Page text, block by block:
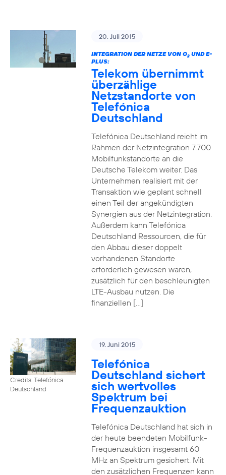
20. Juli 2015
INTEGRATION DER NETZE VON O2UND E-
PLUS:
Telekom übernimmt
überzählige
Netzstandorte von
Telefónica
Deutschland
Telefónica Deutschland reicht im
Rahmen der Netzintegration 7.700
Mobilfunkstandorte an die
Deutsche Telekom weiter. Das
Unternehmen realisiert mit der
Transaktion wie geplant schnell
einen Teil der angekündigten
Synergien aus der Netzintegration.
Außerdem kann Telefónica
Deutschland Ressourcen, die für
den Abbau dieser doppelt
vorhandenen Standorte
erforderlich gewesen wären,
zusätzlich für den beschleunigten
LTE-Ausbau nutzen. Die
finanziellen […]
Credits: Telefónica
Deutschland
19. Juni 2015
Telefónica
Deutschland sichert
sich wertvolles
Spektrum bei
Frequenzauktion
Telefónica Deutschland hat sich in
der heute beendeten Mobilfunk-
Frequenzauktion insgesamt 60
MHz an Spektrum gesichert. Mit
den zusätzlichen Frequenzen kann